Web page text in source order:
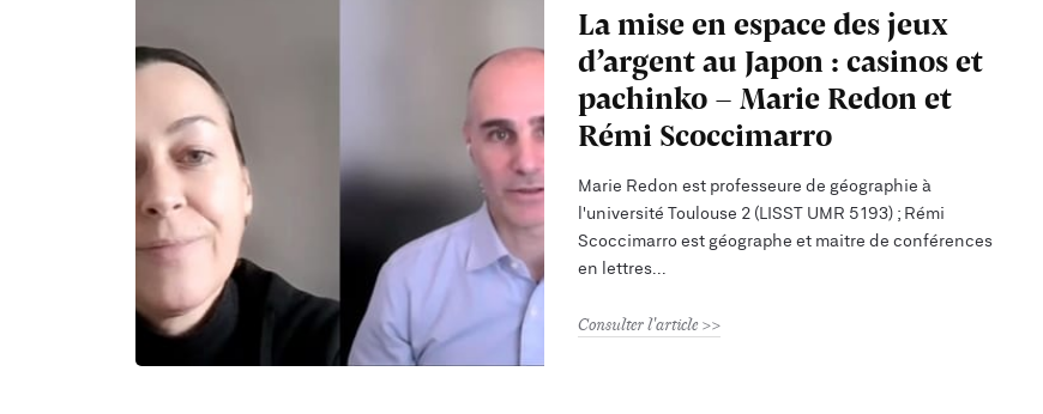
La mise en espace des jeux
d’argent au Japon : casinos et
pachinko - Marie Redon et
Rémi Scoccimarro
Marie Redon est professeure de géographie à
l'université Toulouse 2 (LISST UMR 5193) ; Rémi
Scoccimarro est géographe et maitre de conférences
en lettres
Consulter l'article